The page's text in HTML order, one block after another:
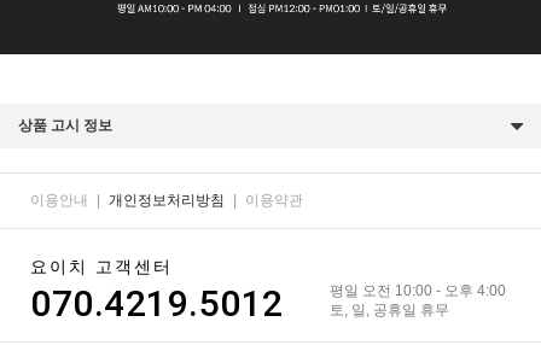
상품 고시 정보
이용안내 | 개인정보처리방침 | 이용약관
요이치 고객센터
070.4219.5012
평일 오전 10:00 - 오후 4:00
토, 일, 공휴일 휴무